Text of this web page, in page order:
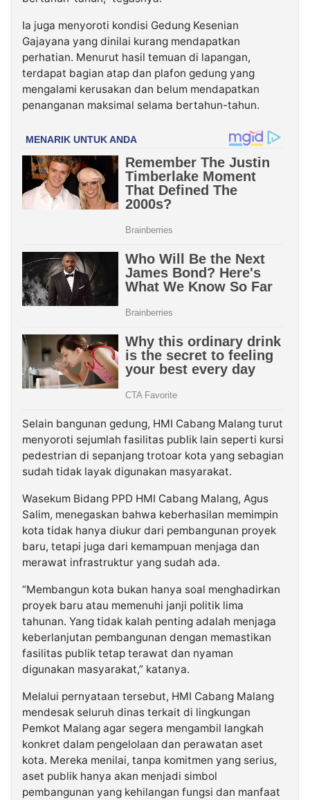
Ia juga menyoroti kondisi Gedung Kesenian
Gajayana yang dinilai kurang mendapatkan
perhatian. Menurut hasil temuan di lapangan,
terdapat bagian atap dan plafon gedung yang
mengalami kerusakan dan belum mendapatkan
penanganan maksimal selama bertahun-tahun.
Selain bangunan gedung, HMI Cabang Malang turut
menyoroti sejumlah fasilitas publik lain seperti kursi
pedestrian di sepanjang trotoar kota yang sebagian
sudah tidak layak digunakan masyarakat.
Wasekum Bidang PPD HMI Cabang Malang, Agus
Salim, menegaskan bahwa keberhasilan memimpin
kota tidak hanya diukur dari pembangunan proyek
baru, tetapi juga dari kemampuan menjaga dan
merawat infrastruktur yang sudah ada.
“Membangun kota bukan hanya soal menghadirkan
proyek baru atau memenuhi janji politik lima
tahunan. Yang tidak kalah penting adalah menjaga
keberlanjutan pembangunan dengan memastikan
fasilitas publik tetap terawat dan nyaman
digunakan masyarakat,” katanya.
Melalui pernyataan tersebut, HMI Cabang Malang
mendesak seluruh dinas terkait di lingkungan
Pemkot Malang agar segera mengambil langkah
konkret dalam pengelolaan dan perawatan aset
kota. Mereka menilai, tanpa komitmen yang serius,
aset publik hanya akan menjadi simbol
pembangunan yang kehilangan fungsi dan manfaat